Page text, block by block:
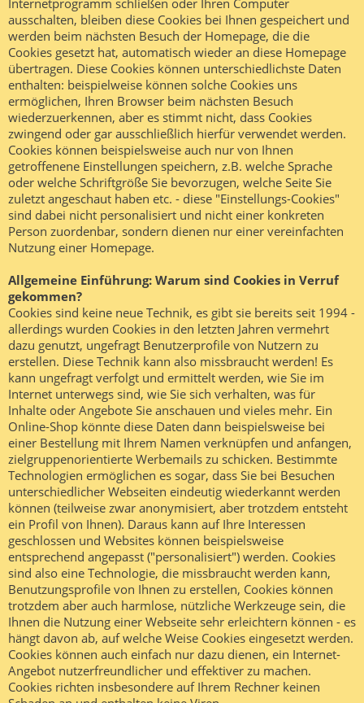
Internetprogramm schließen oder Ihren Computer
ausschalten, bleiben diese Cookies bei Ihnen gespeichert und
werden beim nächsten Besuch der Homepage, die die
Cookies gesetzt hat, automatisch wieder an diese Homepage
übertragen. Diese Cookies können unterschiedlichste Daten
enthalten: beispielweise können solche Cookies uns
ermöglichen, Ihren Browser beim nächsten Besuch
wiederzuerkennen, aber es stimmt nicht, dass Cookies
zwingend oder gar ausschließlich hierfür verwendet werden.
Cookies können beispielsweise auch nur von Ihnen
getroffenene Einstellungen speichern, z.B. welche Sprache
oder welche Schriftgröße Sie bevorzugen, welche Seite Sie
zuletzt angeschaut haben etc. - diese "Einstellungs-Cookies"
sind dabei nicht personalisiert und nicht einer konkreten
Person zuordenbar, sondern dienen nur einer vereinfachten
Nutzung einer Homepage.
Allgemeine Einführung: Warum sind Cookies in Verruf
gekommen?
Cookies sind keine neue Technik, es gibt sie bereits seit 1994 -
allerdings wurden Cookies in den letzten Jahren vermehrt
dazu genutzt, ungefragt Benutzerprofile von Nutzern zu
erstellen. Diese Technik kann also missbraucht werden! Es
kann ungefragt verfolgt und ermittelt werden, wie Sie im
Internet unterwegs sind, wie Sie sich verhalten, was für
Inhalte oder Angebote Sie anschauen und vieles mehr. Ein
Online-Shop könnte diese Daten dann beispielsweise bei
einer Bestellung mit Ihrem Namen verknüpfen und anfangen,
zielgruppenorientierte Werbemails zu schicken. Bestimmte
Technologien ermöglichen es sogar, dass Sie bei Besuchen
unterschiedlicher Webseiten eindeutig wiederkannt werden
können (teilweise zwar anonymisiert, aber trotzdem entsteht
ein Profil von Ihnen). Daraus kann auf Ihre Interessen
geschlossen und Websites können beispielsweise
entsprechend angepasst ("personalisiert") werden. Cookies
sind also eine Technologie, die missbraucht werden kann,
Benutzungsprofile von Ihnen zu erstellen, Cookies können
trotzdem aber auch harmlose, nützliche Werkzeuge sein, die
Ihnen die Nutzung einer Webseite sehr erleichtern können - es
hängt davon ab, auf welche Weise Cookies eingesetzt werden.
Cookies können auch einfach nur dazu dienen, ein Internet-
Angebot nutzerfreundlicher und effektiver zu machen.
Cookies richten insbesondere auf Ihrem Rechner keinen